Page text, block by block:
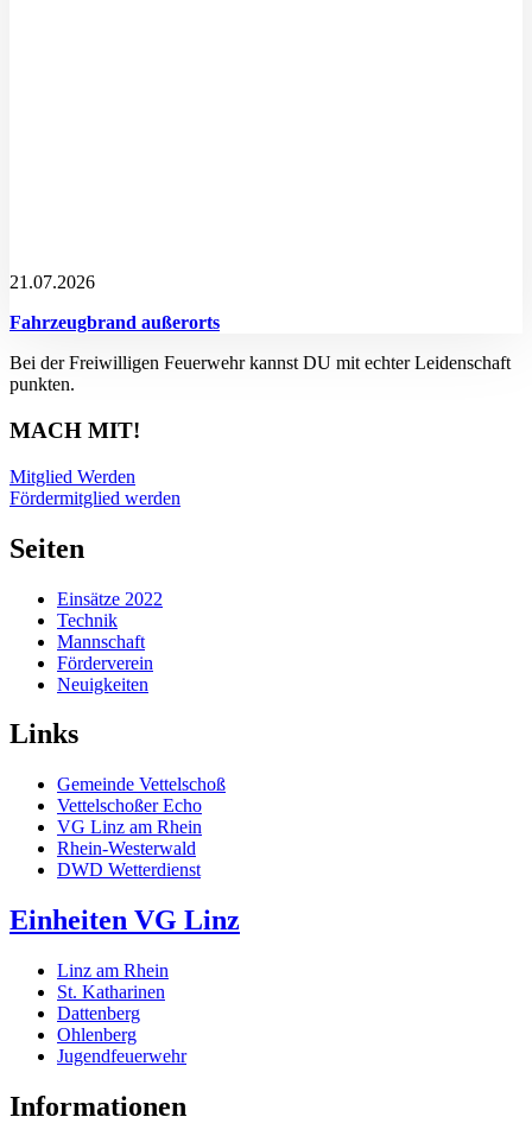
21.07.2026
Fahrzeugbrand außerorts
Bei der Freiwilligen Feuerwehr kannst DU mit echter Leidenschaft
punkten.
MACH MIT!
Mitglied Werden
Fördermitglied werden
Seiten
Einsätze 2022
Technik
Mannschaft
Förderverein
Neuigkeiten
Links
Gemeinde Vettelschoß
Vettelschoßer Echo
VG Linz am Rhein
Rhein-Westerwald
DWD Wetterdienst
Einheiten VG Linz
Linz am Rhein
St. Katharinen
Dattenberg
Ohlenberg
Jugendfeuerwehr
Informationen